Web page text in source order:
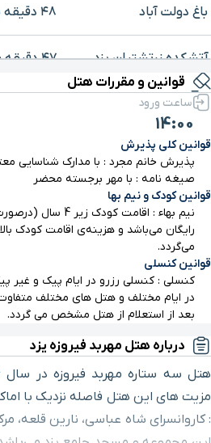
باغ دولت آباد ۴۸ دقیقه با خودرو (۵۱ کیلومتر و ۷ متر)
آتشکده زرتشتیان یزد ۴۷ دقیقه با خودرو (۵۱ کیلومتر و ۱۹ متر)
مجموعه خان
بازار خان
مجتمع تجاری،تفریحی
ستاره یزد
۴۸ دقیقه با خودرو (۵۲ کیلومتر و ۴۷ متر)
سینما جام جم
رستوران ابوالمعالی ۴۹ دقیقه با خودرو (۵۲ کیلومتر و ۳۵۶ متر)
بقعه دوازده امام ۵۰ دقیقه با خودرو (۵۲ کیلومتر و ۴۳۴ متر)
زندان اسکندر(مدرسه
ضیائیه)
قوانین و مقررات هتل
ساعت ورود
14:00
قوانین کلی پذیرش
پذیرش خانم مجرد : با مدارک شناسایی
صیغه نامه : با مهر برجسته محضر
قوانین کودک و نیم بها
نیم بهاء : اقامت
می‌گردد.
قوانین کنسلی
کنسلی : کنسلی رزرو در ایام پیک و غیر
در ایام مختلف و هتل های مختلف
بعد از استعلام از هتل مشخص می گردد.
درباره هتل مهربد فیروزه یزد
مزیت های این هتل فاصله نزدیک با
: کاروانسرای شاه عباسی، نارین قلعه،